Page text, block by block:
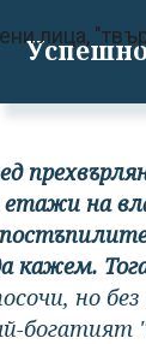
лица,
етажи на
кажем.
но
богатият